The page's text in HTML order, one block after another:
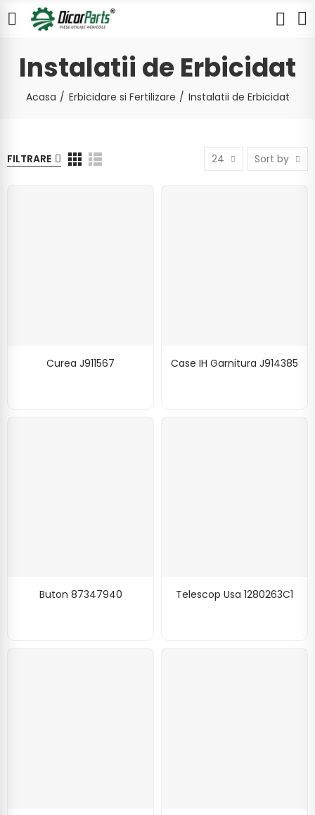
Instalatii de Erbicidat
Acasa Erbicidare si Fertilizare Instalatii de Erbicidat
FILTRARE 24 Sort by
Curea J911567 Case IH Garnitura J914385
Buton 87347940 Telescop Usa 1280263C1